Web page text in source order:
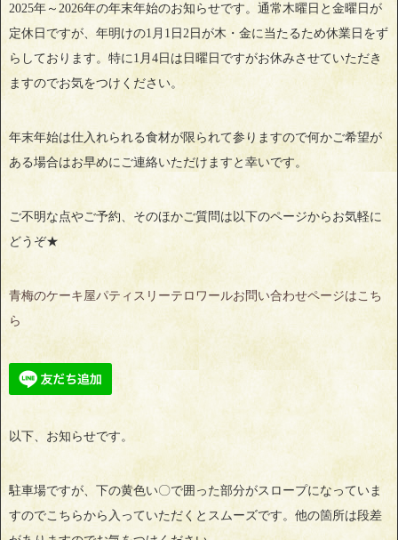
2025年～2026年の年末年始のお知らせです。通常木曜日と金曜日が
定休日ですが、年明けの1月1日2日が木・金に当たるため休業日をず
らしております。特に1月4日は日曜日ですがお休みさせていただき
ますのでお気をつけください。
年末年始は仕入れられる食材が限られて参りますので何かご希望が
ある場合はお早めにご連絡いただけますと幸いです。
ご不明な点やご予約、そのほかご質問は以下のページからお気軽に
どうぞ★
青梅のケーキ屋パティスリーテロワールお問い合わせページはこち
ら
以下、お知らせです。
駐車場ですが、下の黄色い〇で囲った部分がスロープになっていま
すのでこちらから入っていただくとスムーズです。他の箇所は段差